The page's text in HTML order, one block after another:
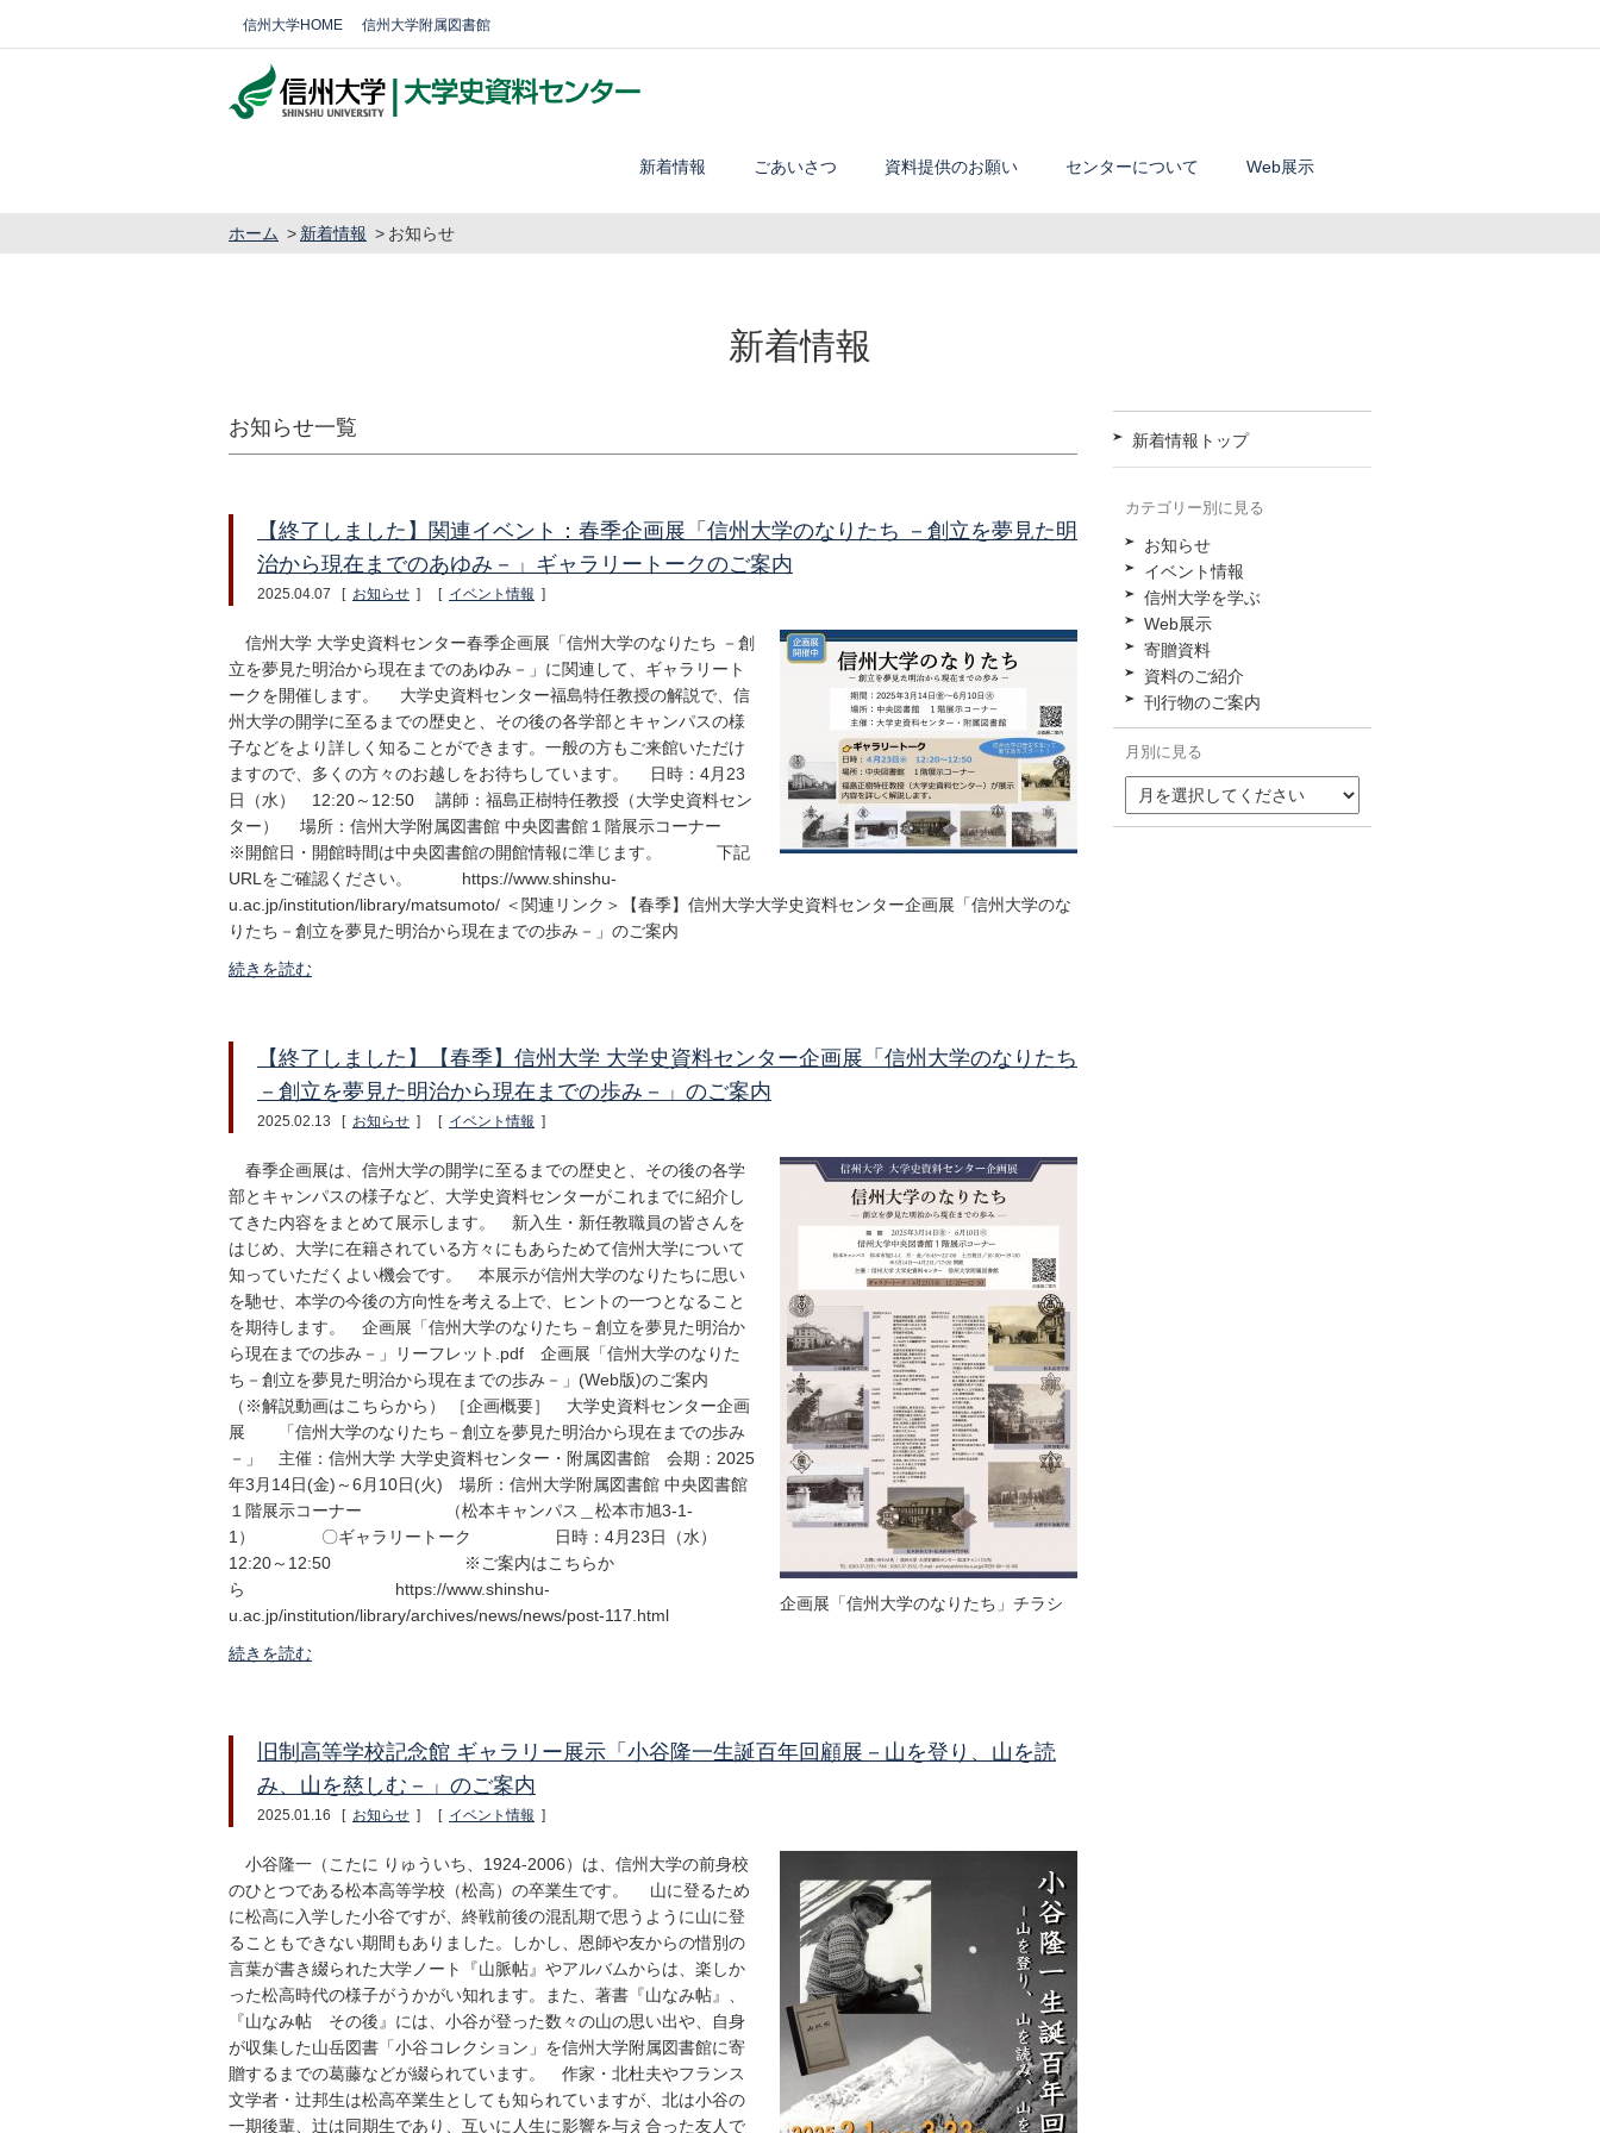
信州大学HOME 信州大学附属図書館
新着情報 ごあいさつ 資料提供のお願い センターについて Web展示
ホーム 新着情報 お知らせ
新着情報
お知らせ一覧
【終了しました】関連イベント：春季企画展「信州大学のなりたち －創立を夢見た明
治から現在までのあゆみ－」ギャラリートークのご案内
2025.04.07 [ お知らせ ] [ イベント情報 ]
信州大学 大学史資料センター春季企画展「信州大学のなりたち －創
立を夢見た明治から現在までのあゆみ－」に関連して、ギャラリート
ークを開催します。 大学史資料センター福島特任教授の解説で、信
州大学の開学に至るまでの歴史と、その後の各学部とキャンパスの様
子などをより詳しく知ることができます。一般の方もご来館いただけ
ますので、多くの方々のお越しをお待ちしています。 日時：4月23
日（水） 12:20～12:50 講師：福島正樹特任教授（大学史資料セン
ター） 場所：信州大学附属図書館 中央図書館１階展示コーナー
※開館日・開館時間は中央図書館の開館情報に準じます。 下記
URLをご確認ください。 https://www.shinshu-
u.ac.jp/institution/library/matsumoto/ ＜関連リンク＞【春季】信州大学大学史資料センター企画展「信州大学のな
りたち－創立を夢見た明治から現在までの歩み－」のご案内
続きを読む
【終了しました】【春季】信州大学 大学史資料センター企画展「信州大学のなりたち
－創立を夢見た明治から現在までの歩み－」のご案内
2025.02.13 [ お知らせ ] [ イベント情報 ]
企画展「信州大学のなりたち」チラシ
春季企画展は、信州大学の開学に至るまでの歴史と、その後の各学
部とキャンパスの様子など、大学史資料センターがこれまでに紹介し
てきた内容をまとめて展示します。 新入生・新任教職員の皆さんを
はじめ、大学に在籍されている方々にもあらためて信州大学について
知っていただくよい機会です。 本展示が信州大学のなりたちに思い
を馳せ、本学の今後の方向性を考える上で、ヒントの一つとなること
を期待します。 企画展「信州大学のなりたち－創立を夢見た明治か
ら現在までの歩み－」リーフレット.pdf 企画展「信州大学のなりた
ち－創立を夢見た明治から現在までの歩み－」(Web版)のご案内
（※解説動画はこちらから） ［企画概要］ 大学史資料センター企画
展 「信州大学のなりたち－創立を夢見た明治から現在までの歩み
－」 主催：信州大学 大学史資料センター・附属図書館 会期：2025
年3月14日(金)～6月10日(火) 場所：信州大学附属図書館 中央図書館
１階展示コーナー （松本キャンパス＿松本市旭3-1-
1） 〇ギャラリートーク 日時：4月23日（水）
12:20～12:50 ※ご案内はこちらか
ら https://www.shinshu-
u.ac.jp/institution/library/archives/news/news/post-117.html
続きを読む
旧制高等学校記念館 ギャラリー展示「小谷隆一生誕百年回顧展－山を登り、山を読
み、山を慈しむ－」のご案内
2025.01.16 [ お知らせ ] [ イベント情報 ]
小谷隆一（こたに りゅういち、1924-2006）は、信州大学の前身校
のひとつである松本高等学校（松高）の卒業生です。 山に登るため
に松高に入学した小谷ですが、終戦前後の混乱期で思うように山に登
ることもできない期間もありました。しかし、恩師や友からの惜別の
言葉が書き綴られた大学ノート『山脈帖』やアルバムからは、楽しか
った松高時代の様子がうかがい知れます。また、著書『山なみ帖』、
『山なみ帖 その後』には、小谷が登った数々の山の思い出や、自身
が収集した山岳図書「小谷コレクション」を信州大学附属図書館に寄
贈するまでの葛藤などが綴られています。 作家・北杜夫やフランス
文学者・辻邦生は松高卒業生としても知られていますが、北は小谷の
一期後輩、辻は同期生であり、互いに人生に影響を与え合った友人で
新着情報トップ
カテゴリー別に見る
お知らせ
イベント情報
信州大学を学ぶ
Web展示
寄贈資料
資料のご紹介
刊行物のご案内
月別に見る